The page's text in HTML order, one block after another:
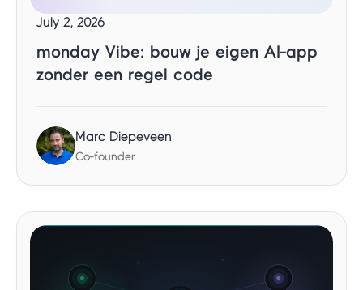
July 2, 2026
monday Vibe: bouw je eigen AI-app
zonder een regel code
Marc Diepeveen
Co-founder